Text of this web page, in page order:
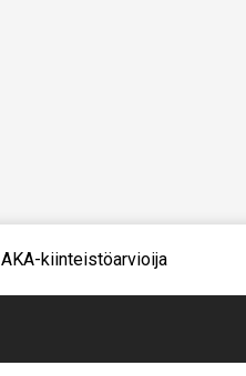
AKA-kiinteistöarvioija